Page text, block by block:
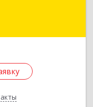
обл.,